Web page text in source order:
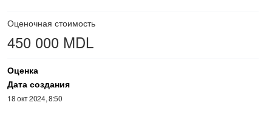
Оценочная стоимость
450 000 MDL
Оценка
Дата создания
18 окт 2024, 8:50